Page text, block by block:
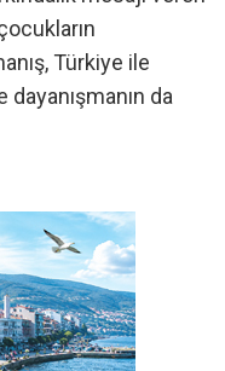
Türkiye ile
dayanışmanın da